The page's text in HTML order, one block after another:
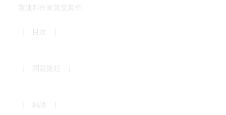
ス・ワッツの思い出と同じ手法。
くミスター・ワッツのピップ物語を聞く。それはまるで千
英連邦作家賞受賞作。
［ 目次 ］
［ 結論 ］